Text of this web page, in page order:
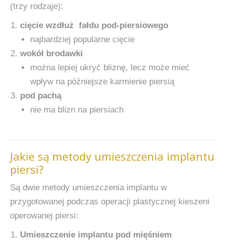
(trzy rodzaje):
cięcie wzdłuż fałdu pod-piersiowego
najbardziej popularne cięcie
wokół brodawki
można lepiej ukryć bliznę, lecz może mieć
wpływ na późniejsze karmienie piersią
pod pachą
nie ma blizn na piersiach
Jakie są metody umieszczenia implantu
piersi?
Są dwie metody umieszczenia implantu w
przygotowanej podczas operacji plastycznej kieszeni
operowanej piersi:
Umieszczenie implantu pod mięśniem